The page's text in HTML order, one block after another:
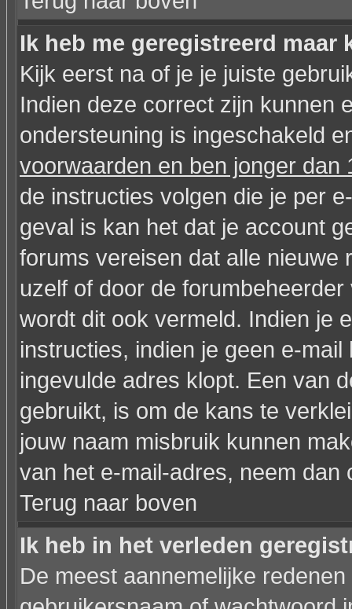
Ik heb me geregistreerd maar
Kijk eerst na of je je juiste
Indien deze correct zijn kunnen
ondersteuning is ingeschakeld
voorwaarden en ben jonger dan
de instructies volgen die je per
geval is kan het dat je account
forums vereisen dat alle nieuwe
uzelf of door de
wordt dit ook vermeld. Indien je
instructies, indien je geen e-
ingevulde adres klopt. Een van
gebruikt, is om de kans te
jouw naam misbruik kunnen
van het e-mail-adres, neem dan
Terug naar boven
Ik heb in het verleden
De meest aannemelijke